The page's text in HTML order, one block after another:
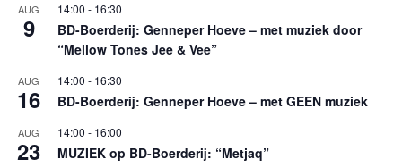
n
a
v
e
AUG
9
14:00 - 16:30
BD-Boerderij: Genneper Hoeve – met muziek door
“Mellow Tones Jee & Vee”
AUG
16
14:00 - 16:30
BD-Boerderij: Genneper Hoeve – met GEEN muziek
AUG
23
14:00 - 16:00
MUZIEK op BD-Boerderij: “Metjaq”